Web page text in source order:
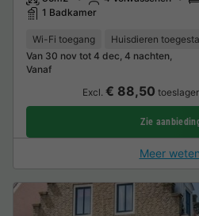
1 Badkamer
Wi-Fi toegang Huisdieren
Van 30 nov tot 4 dec, 4 nachten,
Vanaf
Excl. € 88,50
Zie
Meer weten